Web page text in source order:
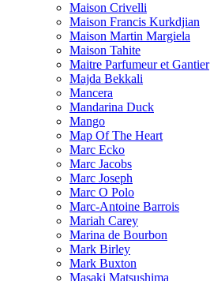
Maison Crivelli
Maison Francis Kurkdjian
Maison Martin Margiela
Maison Tahite
Maitre Parfumeur et Gantier
Majda Bekkali
Mancera
Mandarina Duck
Mango
Map Of The Heart
Marc Ecko
Marc Jacobs
Marc Joseph
Marc O Polo
Marc-Antoine Barrois
Mariah Carey
Marina de Bourbon
Mark Birley
Mark Buxton
Masaki Matsushima